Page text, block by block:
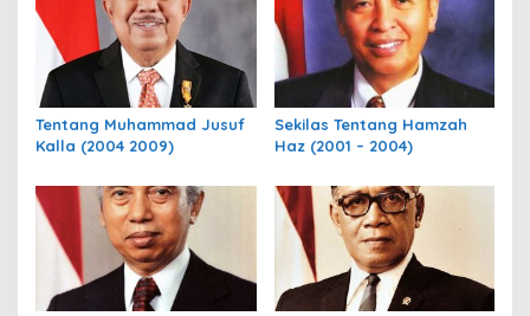
Tentang Muhammad Jusuf
Kalla (2004 2009)
Sekilas Tentang Hamzah
Haz (2001 – 2004)